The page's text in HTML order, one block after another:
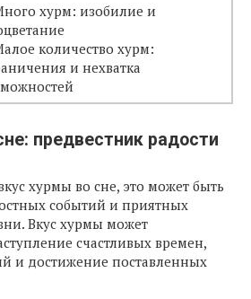
хурм: изобилие и
количество хурм:
и нехватка
предвестник радости
хурмы во сне, это может быть
событий и приятных
Вкус хурмы может
счастливых времен,
и достижение поставленных